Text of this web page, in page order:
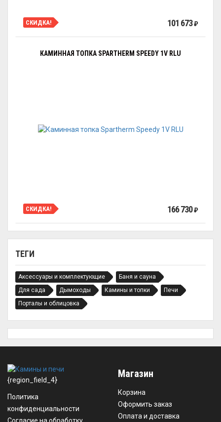
ТЕГИ
Аксессуары и комплектующие
Баня и сауна
Для сада
Дымоходы Камины и топки
Печи
Порталы и облицовка
СКИДКА! 101 673₽
КАМИННАЯ ТОПКА SPARTHERM SPEEDY 1V RLU
СКИДКА! 166 730₽
{region_field_4}
Политика
конфиденциальности
Магазин
Корзина
Оформить заказ
Оплата и доставка